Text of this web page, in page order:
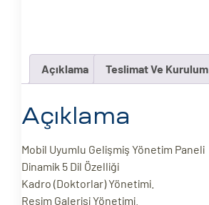
Açıklama Teslimat Ve Kurulum
Açıklama
Mobil Uyumlu Gelişmiş Yönetim Paneli
Dinamik 5 Dil Özelliği
Kadro (Doktorlar) Yönetimi.
Resim Galerisi Yönetimi.